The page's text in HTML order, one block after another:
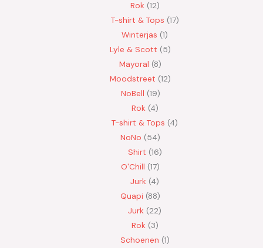
Rok 12
T-shirt & Tops 17
Winterjas 1
Lyle & Scott
5
Mayoral 8
Moodstreet 12
NoBell 19
Rok 4
T-shirt & Tops 4
NoNo
54
Shirt 16
O'Chill 17
Jurk 4
Quapi 88
Jurk 22
Rok 3
Schoenen 1